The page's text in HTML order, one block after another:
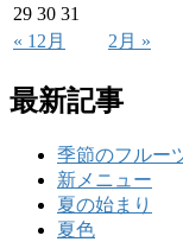
« 12月 2月 »
29 30 31
最新記事
季節のフルー
新メニュー
夏の始まり
夏色